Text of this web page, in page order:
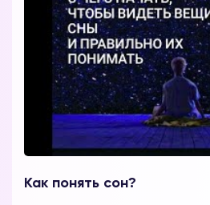
Как понять сон?